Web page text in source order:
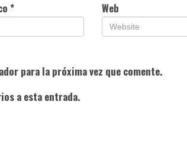
* Web
para la próxima vez que comente.
a esta entrada.